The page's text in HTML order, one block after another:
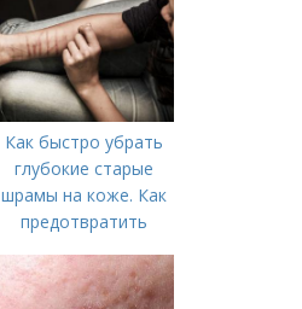
следующие действия:
Как быстро убрать
глубокие старые
шрамы на коже. Как
предотвратить